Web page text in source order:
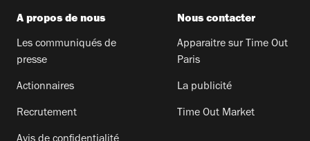
A propos de nous
Les communiqués de
presse
Actionnaires
Recrutement
Nous contacter
Apparaitre sur Time Out
Paris
La publicité
Time Out Market